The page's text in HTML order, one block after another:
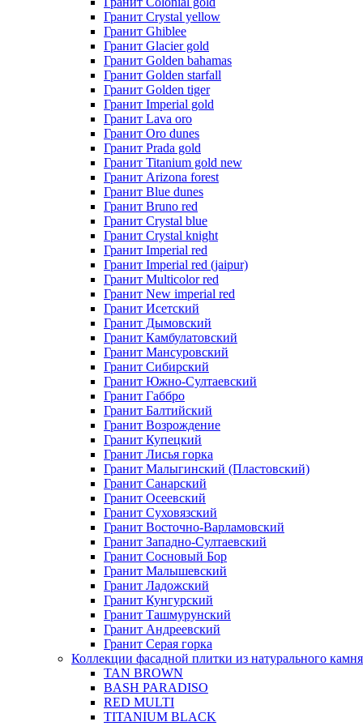
Гранит Crystal yellow
Гранит Ghiblee
Гранит Glacier gold
Гранит Golden bahamas
Гранит Golden starfall
Гранит Golden tiger
Гранит Imperial gold
Гранит Lava oro
Гранит Oro dunes
Гранит Prada gold
Гранит Titanium gold new
Гранит Arizona forest
Гранит Blue dunes
Гранит Bruno red
Гранит Crystal blue
Гранит Crystal knight
Гранит Imperial red
Гранит Imperial red (jaipur)
Гранит Multicolor red
Гранит New imperial red
Гранит Исетский
Гранит Дымовский
Гранит Камбулатовский
Гранит Мансуровский
Гранит Сибирский
Гранит Южно-Султаевский
Гранит Габбро
Гранит Балтийский
Гранит Возрождение
Гранит Купецкий
Гранит Лисья горка
Гранит Малыгинский (Пластовский)
Гранит Санарский
Гранит Осеевский
Гранит Суховязский
Гранит Восточно-Варламовский
Гранит Западно-Султаевский
Гранит Сосновый Бор
Гранит Малышевский
Гранит Ладожский
Гранит Кунгурский
Гранит Ташмурунский
Гранит Андреевский
Гранит Серая горка
Коллекции фасадной плитки из натурального камня
TAN BROWN
BASH PARADISO
RED MULTI
TITANIUM BLACK